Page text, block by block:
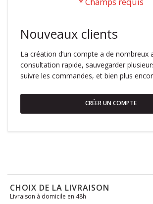
Nouveaux clients
La création d’un compte a de nombreux
consultation rapide, sauvegarder
suivre les commandes, et bien plus
CRÉER UN COMPTE
CHOIX DE LA LIVRAISON
Livraison à domicile en 48h